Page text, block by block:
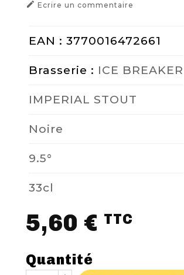
 Ecrire un commentaire
EAN : 3770016472661
Brasserie : ICE BREAKER
IMPERIAL STOUT
Noire
9.5°
33cl
5,60 € TTC
Quantité